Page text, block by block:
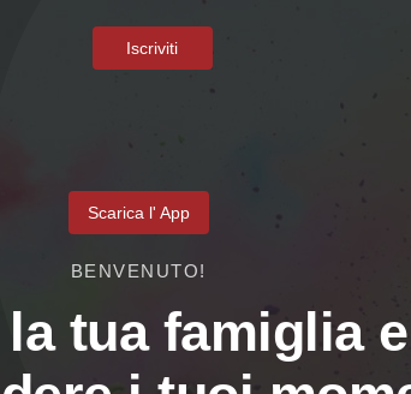
Iscriviti
Scarica l' App
BENVENUTO!
tua famiglia